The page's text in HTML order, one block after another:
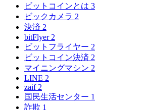
ビットコインとは 3
ビックカメラ 2
決済 2
bitFlyer 2
ビットフライヤー 2
ビットコイン決済 2
マイニングマシン 2
LINE 2
zaif 2
国民生活センター 1
詐欺 1